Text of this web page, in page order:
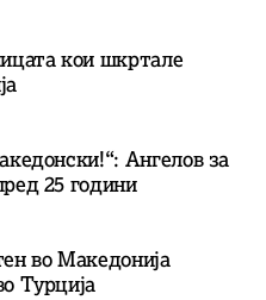
кои шкртале
Ангелов за
25 години
во Македонија
Турција